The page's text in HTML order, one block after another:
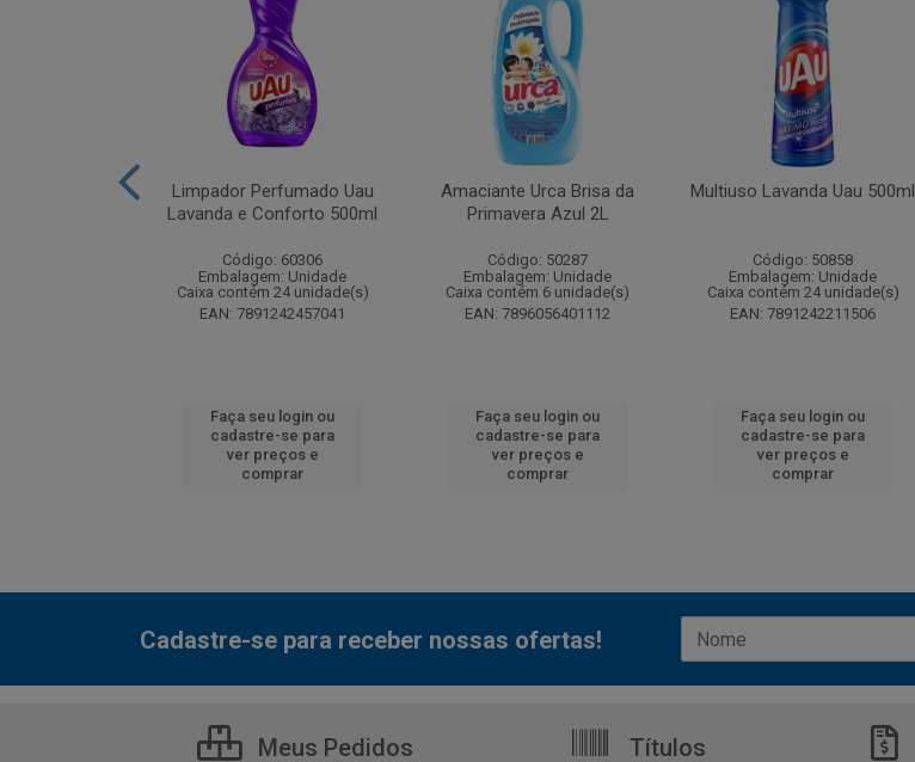
Limpador Perfumado Uau
Lavanda e Conforto 500ml
Código: 60306
Embalagem: Unidade
Caixa contém 24 unidade(s)
EAN: 7891242457041
Faça seu login ou
cadastre-se para
ver preços e
comprar
Amaciante Urca Brisa da
Primavera Azul 2L
Código: 50287
Embalagem: Unidade
Caixa contém 6 unidade(s)
EAN: 7896056401112
Faça seu login ou
cadastre-se para
ver preços e
comprar
Multiuso Lavanda Uau 500ml
Código: 50858
Embalagem: Unidade
Caixa contém 24 unidade(s)
EAN: 7891242211506
Faça seu login ou
cadastre-se para
ver preços e
comprar
Cadastre-se para receber nossas ofertas!
Meus Pedidos Títulos